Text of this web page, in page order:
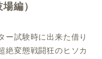
編）
ー試験時に出来た借り
絶変態戦闘狂のヒソカ